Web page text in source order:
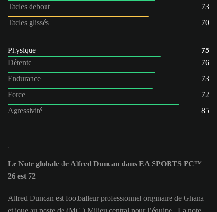
Tacles debout
73
Tacles glissés
70
Physique
75
Détente
76
Endurance
73
Force
72
Agressivité
85
Le Note globale de Alfred Duncan dans EA SPORTS FC™
26 est 72
Alfred Duncan est footballeur professionnel originaire de Ghana